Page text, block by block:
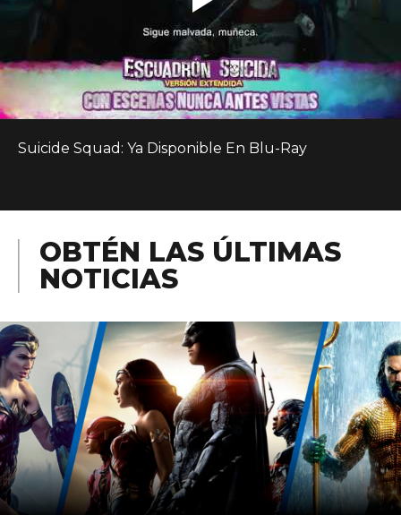
Suicide Squad: Ya Disponible En Blu-Ray
OBTÉN LAS ÚLTIMAS
NOTICIAS